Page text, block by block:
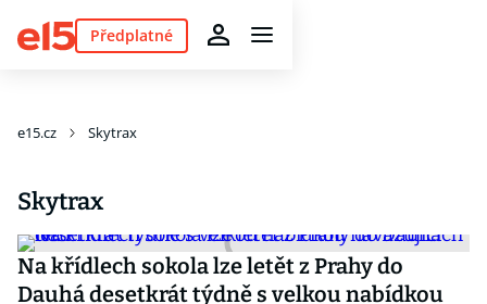
Předplatné
e15.cz Skytrax
Skytrax
Na křídlech sokola lze letět z Prahy do
Dauhá desetkrát týdně s velkou nabídkou